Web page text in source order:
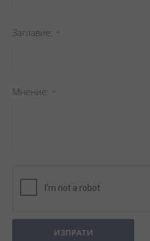
Заглавиe
Мнение
ИЗПРАТИ